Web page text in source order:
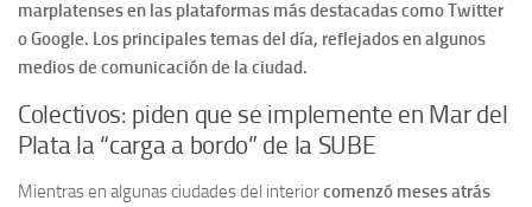
marplatenses en las plataformas más destacadas como Twitter
o Google. Los principales temas del día, reflejados en algunos
medios de comunicación de la ciudad.
Colectivos: piden que se implemente en Mar del
Plata la “carga a bordo” de la SUBE
Mientras en algunas ciudades del interiorcomenzó meses atrás